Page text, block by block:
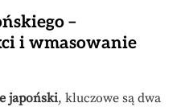
–
i wmasowanie
japoński, kluczowe są dwa